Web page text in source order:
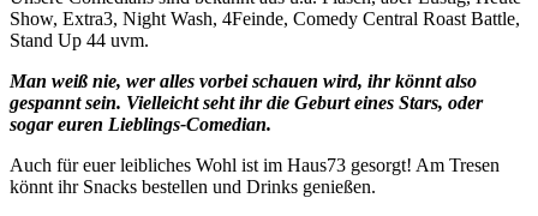
Show, Extra3, Night Wash, 4Feinde, Comedy Central Roast Battle,
Stand Up 44 uvm.
Man weiß nie, wer alles vorbei schauen wird, ihr könnt also
gespannt sein. Vielleicht seht ihr die Geburt eines Stars, oder
sogar euren Lieblings-Comedian.
Auch für euer leibliches Wohl ist im Haus73 gesorgt! Am Tresen
könnt ihr Snacks bestellen und Drinks genießen.